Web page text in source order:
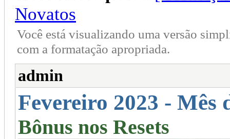
Novatos
Você está visualizando uma versão
com a formatação apropriada.
admin
Fevereiro 2023 - Mês
Bônus nos Resets